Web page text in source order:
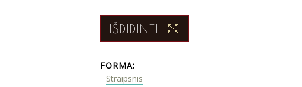
IŠDIDINTI
FORMA:
Straipsnis